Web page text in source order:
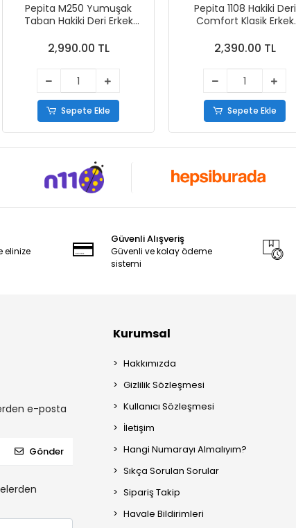
Pepita M250 Yumuşak
Taban Hakiki Deri Erkek
Siyah
2,990.00 TL
Sepete Ekle
Pepita 1108 Hakiki Deri
Comfort Klasik Erkek
2,390.00 TL
Sepete Ekle
elinize
Güvenli Alışveriş
Güvenli ve kolay ödeme
sistemi
e-posta
Gönder
Kurumsal
Hakkımızda
Gizlilik Sözleşmesi
Kullanıcı Sözleşmesi
İletişim
Hangi Numarayı Almalıyım?
Sıkça Sorulan Sorular
Sipariş Takip
Havale Bildirimleri